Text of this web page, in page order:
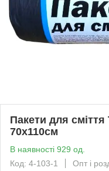
Пакети для
70х110см
В наявності 929 од.
Код: 4-103-1
Опт і